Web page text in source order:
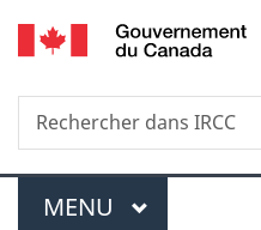
Recherche
Rechercher
dans
Menu
MENU PRINCIPAL